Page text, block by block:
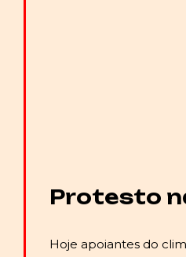
Protesto
Hoje apoiantes do